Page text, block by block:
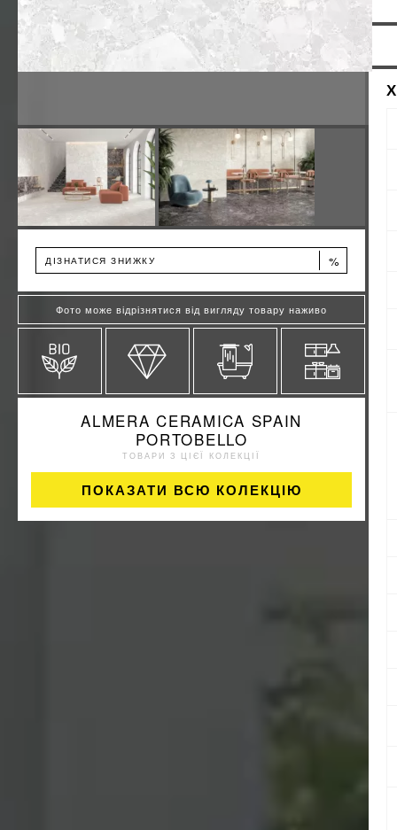
ДІЗНАТИСЯ ЗНИЖКУ %
Фото може відрізнятися від вигляду товару наживо
ALMERA CERAMICA SPAIN
PORTOBELLO
ТОВАРИ З ЦІЄЇ КОЛЕКЦІЇ
ПОКАЗАТИ ВСЮ КОЛЕКЦІЮ